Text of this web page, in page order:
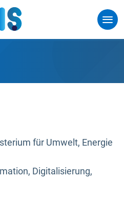
für Umwelt, Energie
Digitalisierung,